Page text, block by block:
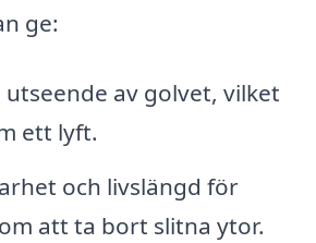
ge:
av golvet, vilket
ett lyft.
och livslängd för
att ta bort slitna ytor.